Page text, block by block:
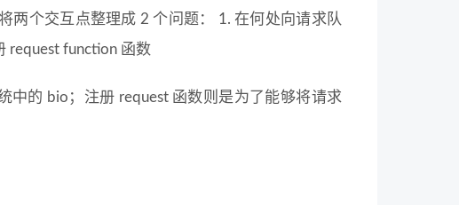
两个交互点整理成 2 个问题： 1. 在何处向请求队
request function 函数
中的 bio；注册 request 函数则是为了能够将请求